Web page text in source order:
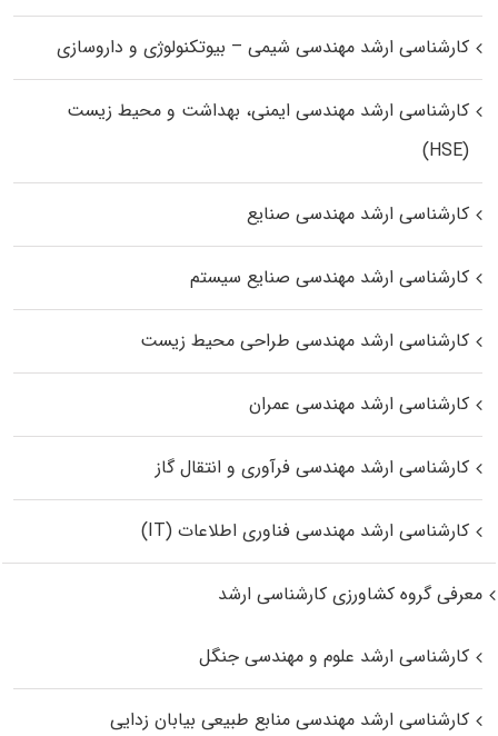
کارشناسی ارشد مهندسی شیمی – بیوتکنولوژی و داروسازی
کارشناسی ارشد مهندسی ایمنی، بهداشت و محیط زیست
(HSE)
کارشناسی ارشد مهندسی صنایع
کارشناسی ارشد مهندسی صنایع سیستم
کارشناسی ارشد مهندسی طراحی محیط زیست
کارشناسی ارشد مهندسی عمران
کارشناسی ارشد مهندسی فرآوری و انتقال گاز
کارشناسی ارشد مهندسی فناوری اطلاعات (IT)
معرفی گروه کشاورزی کارشناسی ارشد
کارشناسی ارشد علوم و مهندسی جنگل
کارشناسی ارشد مهندسی منابع طبیعی بیابان زدایی